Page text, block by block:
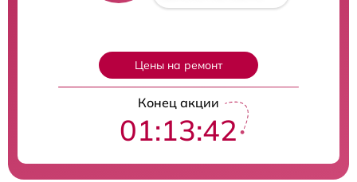
Цены на ремонт
Конец акции
01:13:41